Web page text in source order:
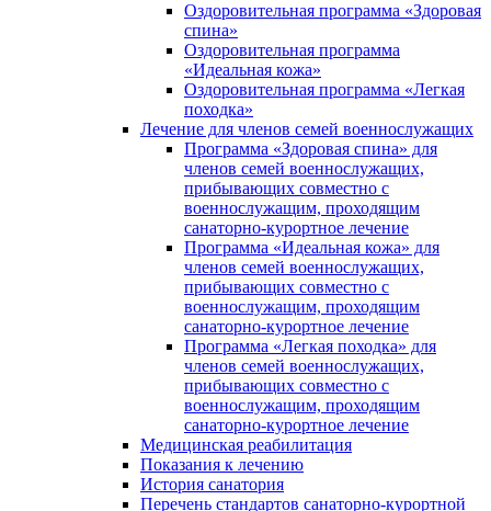
Оздоровительная программа «Здоровая
спина»
Оздоровительная программа
«Идеальная кожа»
Оздоровительная программа «Легкая
походка»
Лечение для членов семей военнослужащих
Программа «Здоровая спина» для
членов семей военнослужащих,
прибывающих совместно с
военнослужащим, проходящим
санаторно-курортное лечение
Программа «Идеальная кожа» для
членов семей военнослужащих,
прибывающих совместно с
военнослужащим, проходящим
санаторно-курортное лечение
Программа «Легкая походка» для
членов семей военнослужащих,
прибывающих совместно с
военнослужащим, проходящим
санаторно-курортное лечение
Медицинская реабилитация
Показания к лечению
История санатория
Перечень стандартов санаторно-курортной